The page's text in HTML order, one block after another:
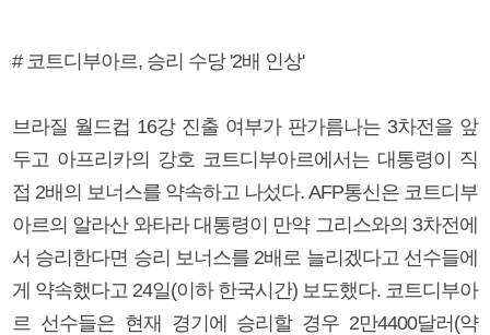
# 코트디부아르, 승리 수당 '2배 인상'
브라질 월드컵 16강 진출 여부가 판가름나는 3차전을 앞
두고 아프리카의 강호 코트디부아르에서는 대통령이 직
접 2배의 보너스를 약속하고 나섰다. AFP통신은 코트디부
아르의 알라산 와타라 대통령이 만약 그리스와의 3차전에
서 승리한다면 승리 보너스를 2배로 늘리겠다고 선수들에
게 약속했다고 24일(이하 한국시간) 보도했다. 코트디부아
르 선수들은 현재 경기에 승리할 경우 2만4400달러(약